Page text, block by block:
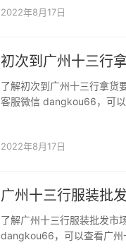
2022年8月17日
初次到广州十三行
了解初次到广州十三行拿货
客服微信 dangkou66，可
2022年8月17日
广州十三行服装批
了解广州十三行服装批发市
dangkou66，可以查看广州